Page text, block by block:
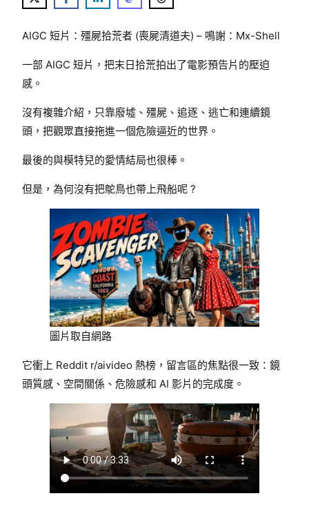
AIGC 短片：殭屍拾荒者 (喪屍清道夫) – 鳴謝：Mx-Shell
一部 AIGC 短片，把末日拾荒拍出了電影預告片的壓迫
感。
沒有複雜介紹，只靠廢墟、殭屍、追逐、逃亡和連續鏡
頭，把觀眾直接拖進一個危險逼近的世界。
最後的與模特兒的愛情結局也很棒。
但是，為何沒有把鴕鳥也帶上飛船呢 ?
圖片取自網路
它衝上 Reddit r/aivideo 熱榜，留言區的焦點很一致：鏡
頭質感、空間關係、危險感和 AI 影片的完成度。